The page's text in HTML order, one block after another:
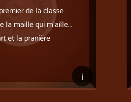
de la classe
la maille qui m’aille...
et la pranière
i